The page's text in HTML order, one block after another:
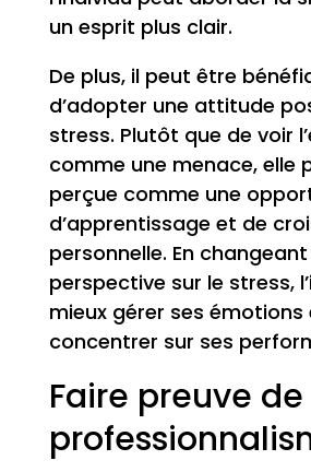
un esprit plus clair.
De plus, il peut être
d’adopter une attitude
stress. Plutôt que de voir
comme une menace, elle
perçue comme une
d’apprentissage et de
personnelle. En
perspective sur le stress,
mieux gérer ses émotions
concentrer sur ses
Faire preuve de